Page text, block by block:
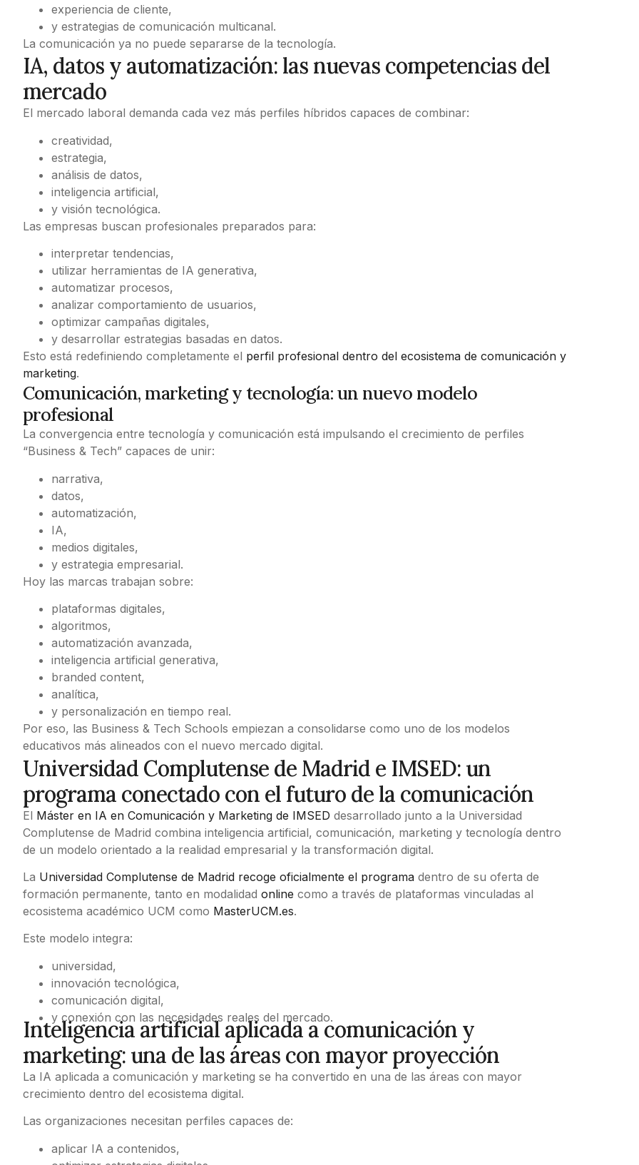
experiencia de cliente,
y estrategias de comunicación multicanal.
La comunicación ya no puede separarse de la tecnología.
IA, datos y automatización: las nuevas competencias del
mercado
El mercado laboral demanda cada vez más perfiles híbridos capaces de combinar:
creatividad,
estrategia,
análisis de datos,
inteligencia artificial,
y visión tecnológica.
Las empresas buscan profesionales preparados para:
interpretar tendencias,
utilizar herramientas de IA generativa,
automatizar procesos,
analizar comportamiento de usuarios,
optimizar campañas digitales,
y desarrollar estrategias basadas en datos.
Esto está redefiniendo completamente el perfil profesional dentro del ecosistema de comunicación y
marketing.
Comunicación, marketing y tecnología: un nuevo modelo
profesional
La convergencia entre tecnología y comunicación está impulsando el crecimiento de perfiles
“Business & Tech” capaces de unir:
narrativa,
datos,
automatización,
IA,
medios digitales,
y estrategia empresarial.
Hoy las marcas trabajan sobre:
plataformas digitales,
algoritmos,
automatización avanzada,
inteligencia artificial generativa,
branded content,
analítica,
y personalización en tiempo real.
Por eso, las Business & Tech Schools empiezan a consolidarse como uno de los modelos
educativos más alineados con el nuevo mercado digital.
Universidad Complutense de Madrid e IMSED: un
programa conectado con el futuro de la comunicación
El Máster en IA en Comunicación y Marketing de IMSED desarrollado junto a la Universidad
Complutense de Madrid combina inteligencia artificial, comunicación, marketing y tecnología dentro
de un modelo orientado a la realidad empresarial y la transformación digital.
La Universidad Complutense de Madrid recoge oficialmente el programa dentro de su oferta de
formación permanente, tanto en modalidad online como a través de plataformas vinculadas al
ecosistema académico UCM como MasterUCM.es.
Este modelo integra:
universidad,
innovación tecnológica,
comunicación digital,
y conexión con las necesidades reales del mercado.
Inteligencia artificial aplicada a comunicación y
marketing: una de las áreas con mayor proyección
La IA aplicada a comunicación y marketing se ha convertido en una de las áreas con mayor
crecimiento dentro del ecosistema digital.
Las organizaciones necesitan perfiles capaces de:
aplicar IA a contenidos,